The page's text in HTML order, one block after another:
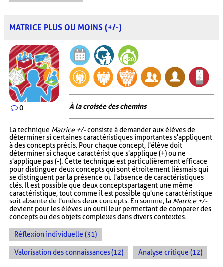
MATRICE PLUS OU MOINS (+/-)
0 À la croisée des chemins
La technique Matrice +/-consiste à demander aux élèves de
déterminer si certaines caractéristiques importantes s'appliquent
à des concepts précis. Pour chaque concept, l'élève doit
déterminer si chaque caractéristique s'applique (+) ou ne
s'applique pas (-). Cette technique est particulièrement efficace
pour distinguer deux concepts qui sont étroitement liés mais qui
se distinguent par la présence ou l'absence de caractéristiques
clés. Il est possible que deux concepts partagent une même
caractéristique, tout comme il est possible qu'une caractéristique
soit absente de l'un des deux concepts. En somme, la Matrice +/-
devient pour les élèves un outil leur permettant de comparer des
concepts ou des objets complexes dans divers contextes.
Réflexion individuelle (31)
Valorisation des connaissances (12) Analyse critique (12)